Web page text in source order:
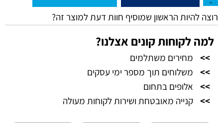
רוצה להיות הראשון שמוסיף חוות דעת למוצר זה?
למה לקוחות קונים אצלנו?
>>
מחירים משתלמים
>>
משלוחים תוך מספר ימי עסקים
>>
אלופים בתחום
>> קנייה מאובטחת ושירות לקוחות מעולה